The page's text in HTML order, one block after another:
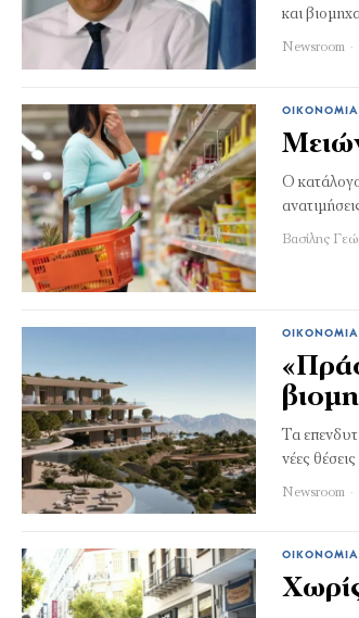
και
Newsroom
ΟΙΚΟΝΟΜΊΑ
O
Βασίλης
ΟΙΚΟΝΟΜΊΑ
Τα
νέες
Newsroom
ΟΙΚΟΝΟΜΊΑ